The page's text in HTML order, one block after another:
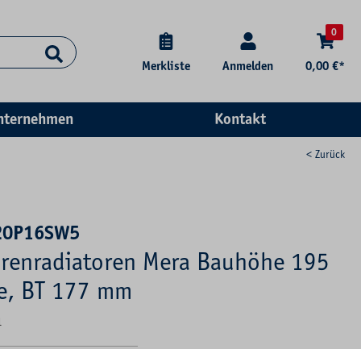
Merkliste Anmelden
0
0,00 €*
Kontakt
< Zurück
Mera Bauhöhe 195
BT 177 mm